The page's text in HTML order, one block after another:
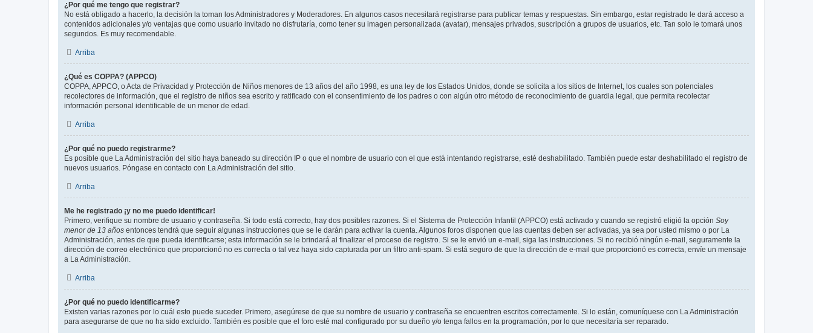
¿Por qué me tengo que registrar?
No está obligado a hacerlo, la decisión la toman los Administradores y Moderadores. En algunos casos necesitará registrarse para publicar temas y respuestas. Sin embargo, estar registrado le dará acceso a
contenidos adicionales y/o ventajas que como usuario invitado no disfrutaría, como tener su imagen personalizada (avatar), mensajes privados, suscripción a grupos de usuarios, etc. Tan solo le tomará unos
segundos. Es muy recomendable.
Arriba
¿Qué es COPPA? (APPCO)
COPPA, APPCO, o Acta de Privacidad y Protección de Niños menores de 13 años del año 1998, es una ley de los Estados Unidos, donde se solicita a los sitios de Internet, los cuales son potenciales
recolectores de información, que el registro de niños sea escrito y ratificado con el consentimiento de los padres o con algún otro método de reconocimiento de guardia legal, que permita recolectar
información personal identificable de un menor de edad.
Arriba
¿Por qué no puedo registrarme?
Es posible que La Administración del sitio haya baneado su dirección IP o que el nombre de usuario con el que está intentando registrarse, esté deshabilitado. También puede estar deshabilitado el registro de
nuevos usuarios. Póngase en contacto con La Administración del sitio.
Arriba
Me he registrado ¡y no me puedo identificar!
Primero, verifique su nombre de usuario y contraseña. Si todo está correcto, hay dos posibles razones. Si el Sistema de Protección Infantil (APPCO) está activado y cuando se registró eligió la opción Soy
menor de 13 años entonces tendrá que seguir algunas instrucciones que se le darán para activar la cuenta. Algunos foros disponen que las cuentas deben ser activadas, ya sea por usted mismo o por La
Administración, antes de que pueda identificarse; esta información se le brindará al finalizar el proceso de registro. Si se le envió un e-mail, siga las instrucciones. Si no recibió ningún e-mail, seguramente la
dirección de correo electrónico que proporcionó no es correcta o tal vez haya sido capturada por un filtro anti-spam. Si está seguro de que la dirección de e-mail que proporcionó es correcta, envíe un mensaje
a La Administración.
Arriba
¿Por qué no puedo identificarme?
Existen varias razones por lo cuál esto puede suceder. Primero, asegúrese de que su nombre de usuario y contraseña se encuentren escritos correctamente. Si lo están, comuníquese con La Administración
para asegurarse de que no ha sido excluido. También es posible que el foro esté mal configurado por su dueño y/o tenga fallos en la programación, por lo que necesitaría ser reparado.